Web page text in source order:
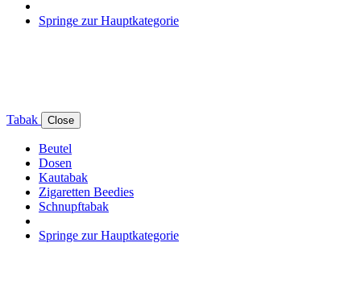
Springe zur Hauptkategorie
Tabak Close
Beutel
Dosen
Kautabak
Zigaretten Beedies
Schnupftabak
Springe zur Hauptkategorie